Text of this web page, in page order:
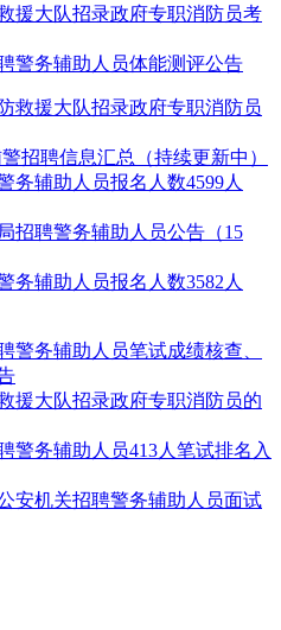
援大队招录政府专职消防员考
警务辅助人员体能测评公告
救援大队招录政府专职消防员
招聘信息汇总（持续更新中）
务辅助人员报名人数4599人
招聘警务辅助人员公告（15
务辅助人员报名人数3582人
警务辅助人员笔试成绩核查、
援大队招录政府专职消防员的
警务辅助人员413人笔试排名入
安机关招聘警务辅助人员面试